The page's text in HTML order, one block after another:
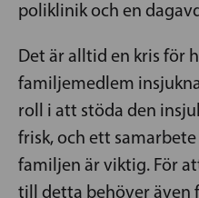
poliklinik och en
Det är alltid en kris för
familjemedlem
roll i att stöda den
frisk, och ett
familjen är viktig. För
till detta behöver även